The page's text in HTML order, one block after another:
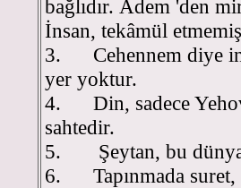
bağlıdır. Âdem 'den
İnsan, tekâmül
3. Cehennem diye
yer yoktur.
4. Din, sadece
sahtedir.
5. Şeytan, bu
6. Tapınmada suret,